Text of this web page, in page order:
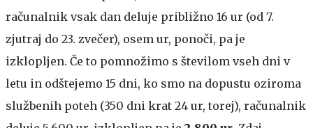
računalnik vsak dan deluje približno 16 ur (od 7.
zjutraj do 23. zvečer), osem ur, ponoči, pa je
izklopljen. Če to pomnožimo s številom vseh dni v
letu in odštejemo 15 dni, ko smo na dopustu oziroma
službenih poteh (350 dni krat 24 ur, torej), računalnik